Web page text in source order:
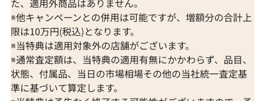
※他キャンペーンとの併用は可能ですが、増額分の合計上
限は10万円(税込)となります。
※当特典は適用対象外の店舗がございます。
※通常査定額は、当特典の適用有無にかかわらず、品目、
状態、付属品、当日の市場相場その他の当社統一査定基
準に基づいて算定します。